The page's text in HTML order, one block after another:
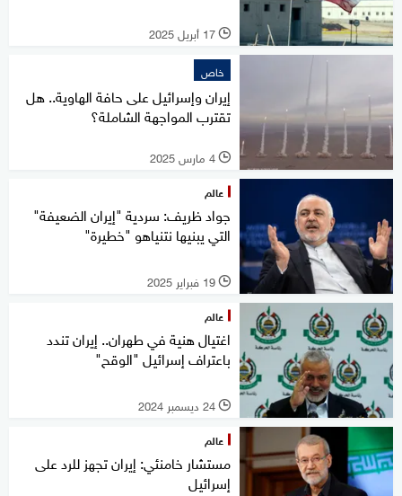
l 17 أبريل 2025
خاص
إيران وإسرائيل على حافة الهاوية.. هل
تقترب المواجهة الشاملة؟
l 4 مارس 2025
عالم
جواد ظريف: سردية "إيران الضعيفة"
التي يبنيها نتنياهو "خطيرة"
l 19 فبراير 2025
عالم
اغتيال هنية في طهران.. إيران تندد
باعتراف إسرائيل "الوقح"
l 24 ديسمبر 2024
عالم
مستشار خامنئي: إيران تجهز للرد على
إسرائيل